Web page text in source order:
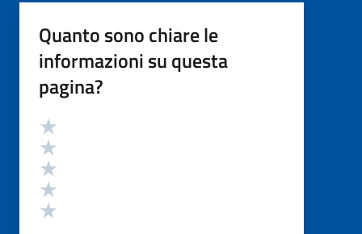
Quanto sono chiare le
informazioni su questa
pagina?
Valutazione